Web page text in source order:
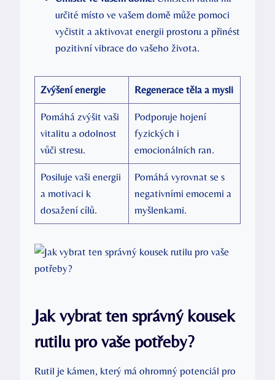
určité místo ve vašem domě může pomoci
vyčistit a aktivovat energii prostoru a přinést
pozitivní vibrace do vašeho života.
Zvýšení energie Regenerace těla a mysli
Pomáhá zvýšit vaši
vitalitu a odolnost
vůči stresu.
Podporuje hojení
fyzických i
emocionálních ran.
Posiluje vaši energii
a motivaci k
dosažení cílů.
Pomáhá vyrovnat se s
negativními emocemi a
myšlenkami.
Jak vybrat ten správný kousek
rutilu pro vaše potřeby?
Rutil je kámen, který má ohromný potenciál pro